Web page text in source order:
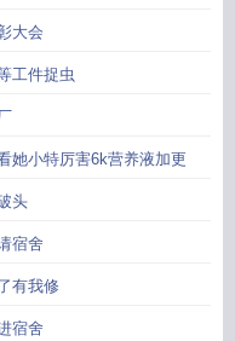
大会
工件捉虫
她小特厉害6k营养液加更
头
宿舍
有我修
宿舍